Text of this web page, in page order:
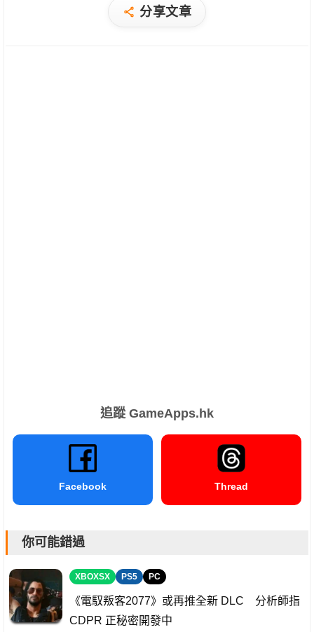
分享文章
追蹤 GameApps.hk
Facebook Thread
你可能錯過
XBOXSX PS5 PC
《電馭叛客2077》或再推全新 DLC 分析師指
CDPR 正秘密開發中